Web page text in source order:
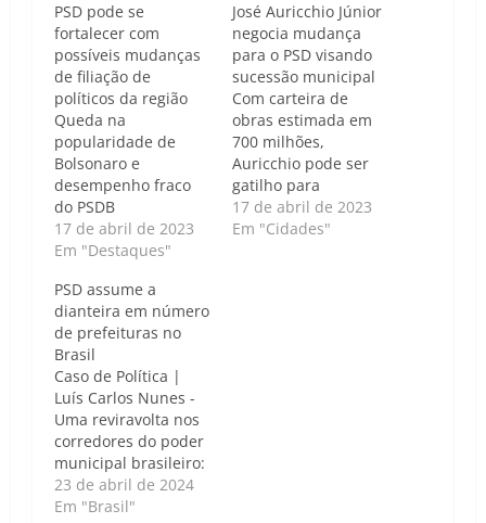
PSD pode se
fortalecer com
possíveis mudanças
de filiação de
políticos da região
Queda na
popularidade de
Bolsonaro e
desempenho fraco
do PSDB
impulsionam
mudanças Luís
região do ABC
Paulista pode estar
prestes a passar por
uma grande
reorganização
política. Um dos
nomes que tem sido
cogitado para mudar
de partido é o atual
prefeito de São
Caetano do…
17 de abril de 2023
Em "Destaques"
José Auricchio Júnior
negocia mudança
para o PSD visando
sucessão municipal
Com carteira de
obras estimada em
700 milhões,
Auricchio pode ser
gatilho para
mudanças
partidárias no ABC
17 de abril de 2023
Em "Cidades"
PSD assume a
dianteira em número
de prefeituras no
Brasil
Caso de Política |
Luís Carlos Nunes -
Uma reviravolta nos
corredores do poder
municipal brasileiro:
o PSD, sob a
liderança de Gilberto
23 de abril de 2024
Em "Brasil"